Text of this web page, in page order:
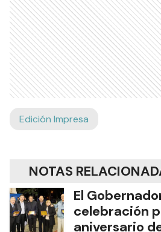
Edición Impresa
NOTAS
El
celebración
aniversario